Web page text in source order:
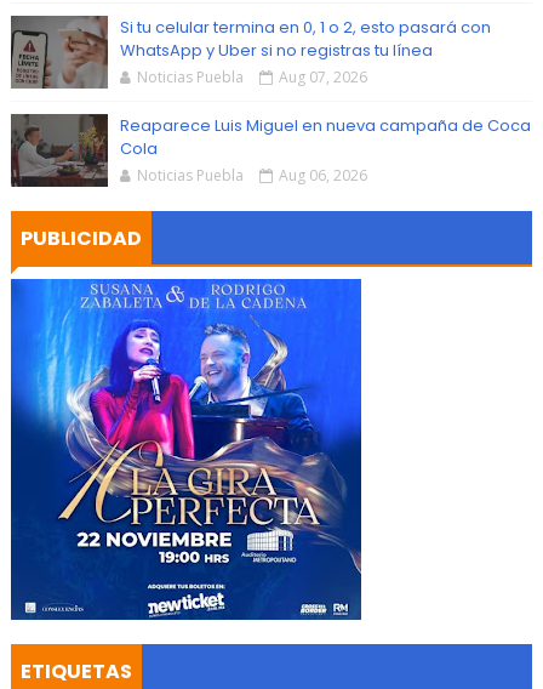
Si tu celular termina en 0, 1 o 2, esto pasará con
WhatsApp y Uber si no registras tu línea
Noticias Puebla Aug 07, 2026
Reaparece Luis Miguel en nueva campaña de Coca
Cola
Noticias Puebla Aug 06, 2026
PUBLICIDAD
ETIQUETAS